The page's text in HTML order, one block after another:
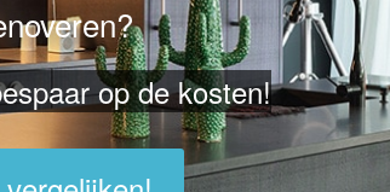
op de kosten!